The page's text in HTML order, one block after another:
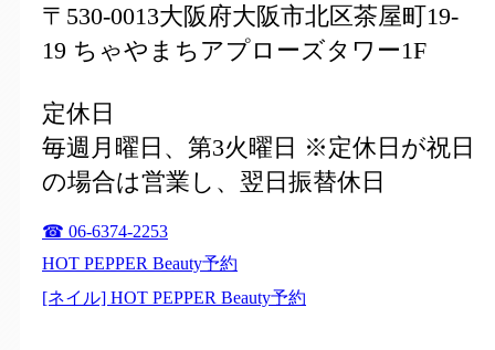
〒530-0013大阪府大阪市北区茶屋町19-
19 ちゃやまちアプローズタワー1F
定休日
毎週月曜日、第3火曜日 ※定休日が祝日
の場合は営業し、翌日振替休日
☎ 06-6374-2253
HOT PEPPER Beauty予約
[ネイル] HOT PEPPER Beauty予約